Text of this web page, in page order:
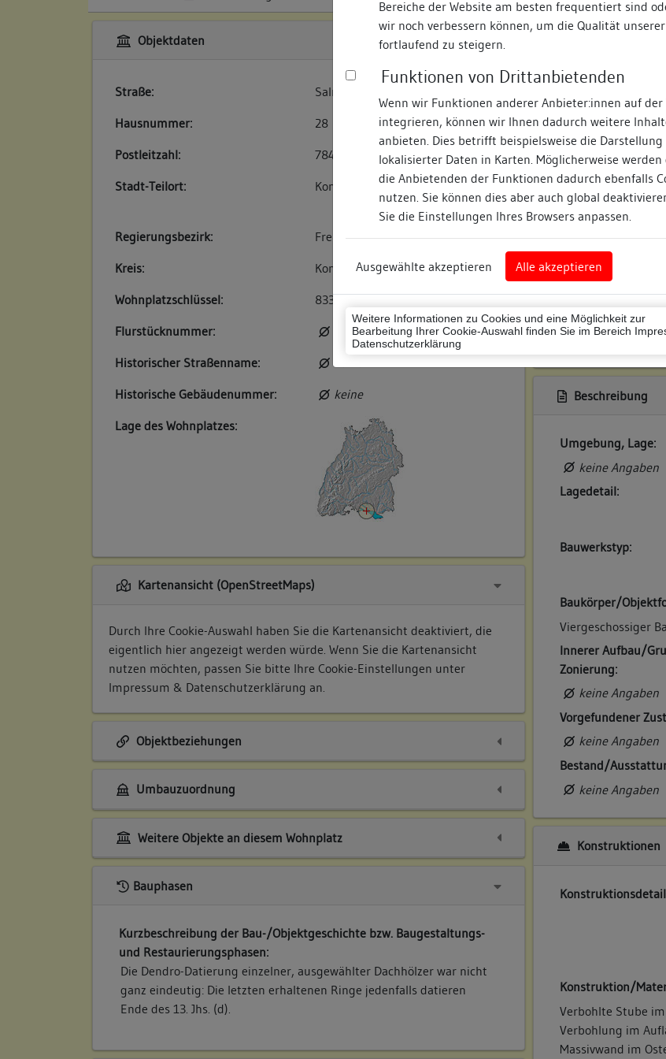
Bereiche der Website am besten frequentiert sind
wir noch verbessern können, um die Qualität
fortlaufend zu steigern.
Funktionen von Drittanbietenden
Wenn wir Funktionen anderer Anbieter:innen auf der
integrieren, können wir Ihnen dadurch weitere
anbieten. Dies betrifft beispielsweise die Darstellung
lokalisierter Daten in Karten. Möglicherweise
die Anbietenden der Funktionen dadurch ebenfalls
nutzen. Sie können dies aber auch global
Sie die Einstellungen Ihres Browsers anpassen.
Ausgewählte akzeptieren Alle akzeptieren
Weitere Informationen zu Cookies und eine Möglichkeit zur
Bearbeitung Ihrer Cookie-Auswahl finden Sie im Bereich
Datenschutzerklärung
Objektdaten
Straße:
Salmannsweilergasse
Hausnummer:
28
Postleitzahl:
78426
Stadt-Teilort:
Konstanz
Regierungsbezirk:
Freiburg
Kreis:
Konstanz (Landkreis)
Wohnplatzschlüssel:
8335043012
Flurstücknummer:
keine
Historischer Straßenname:
keiner
Historische Gebäudenummer:
keine
Lage des Wohnplatzes:
Kartenansicht (OpenStreetMaps)
Durch Ihre Cookie-Auswahl haben Sie die Kartenansicht deaktiviert, die
eigentlich hier angezeigt werden würde. Wenn Sie die Kartenansicht
nutzen möchten, passen Sie bitte Ihre Cookie-Einstellungen unter
Impressum & Datenschutzerklärung an.
Objektbeziehungen
Umbauzuordnung
Weitere Objekte an diesem Wohnplatz
Bauphasen
Kurzbeschreibung der Bau-/Objektgeschichte bzw. Baugestaltungs-
und Restaurierungsphasen:
Die Dendro-Datierung einzelner, ausgewählter Dachhölzer war nicht
ganz eindeutig: Die letzten erhaltenen Ringe jedenfalls datieren
Ende des 13. Jhs. (d).
Zugeordnete
Beschreibung
Umgebung, Lage:
keine Angaben
Lagedetail:
Bauwerkstyp:
Baukörper/
Viergeschossiger
Innerer Aufbau/
Zonierung:
keine Angaben
Vorgefundener
keine Angaben
Bestand/
keine Angaben
Konstruktionen
Konstruktion/
Verbohlte Stube im
Verbohlung im
Massivwand im